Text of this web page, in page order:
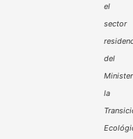
el
sector
del
la